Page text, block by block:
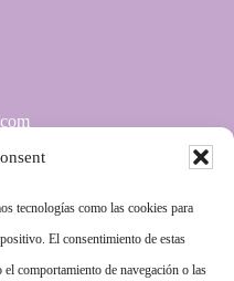
tecnologías como las cookies para
El consentimiento de estas
comportamiento de navegación o las